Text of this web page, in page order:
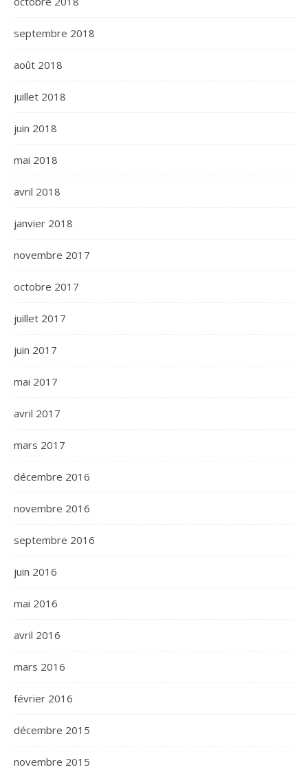
septembre 2018
août 2018
juillet 2018
juin 2018
mai 2018
avril 2018
janvier 2018
novembre 2017
octobre 2017
juillet 2017
juin 2017
mai 2017
avril 2017
mars 2017
décembre 2016
novembre 2016
septembre 2016
juin 2016
mai 2016
avril 2016
mars 2016
février 2016
décembre 2015
novembre 2015